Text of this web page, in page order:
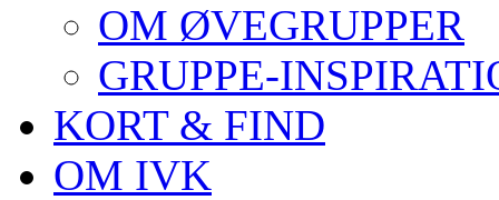
OM ØVEGRUPPER
GRUPPE-
KORT & FIND
OM IVK